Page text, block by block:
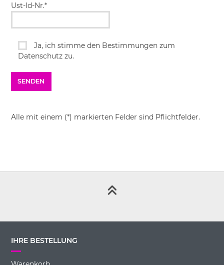
Ust-Id-Nr.*
Ja, ich stimme den Bestimmungen zum
Datenschutz zu.
Alle mit einem (*) markierten Felder sind Pflichtfelder.
IHRE BESTELLUNG